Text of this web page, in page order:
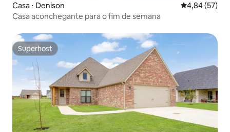
Casa ⋅ Denison 4,84 de uma
4,84 (57)
Casa aconchegante para o fim de semana
Superhost
Superhost